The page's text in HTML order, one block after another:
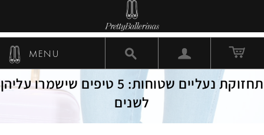
MENU
תחזוקת נעליים שטוחות: 5 טיפים שישמרו עליהן
לשנים